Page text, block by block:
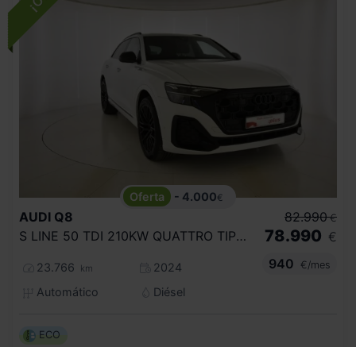
- 4.000€
AUDI Q8
S LINE 50 TDI 210KW QUATTRO TIPTRONIC
23.766 km
2024
Automático
Diésel
82.990 €
78.990 €
940
€/mes
ECO